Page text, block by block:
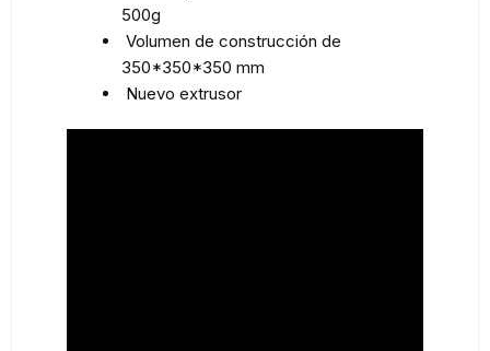
500g
Volumen de construcción de
350*350*350 mm
Nuevo extrusor